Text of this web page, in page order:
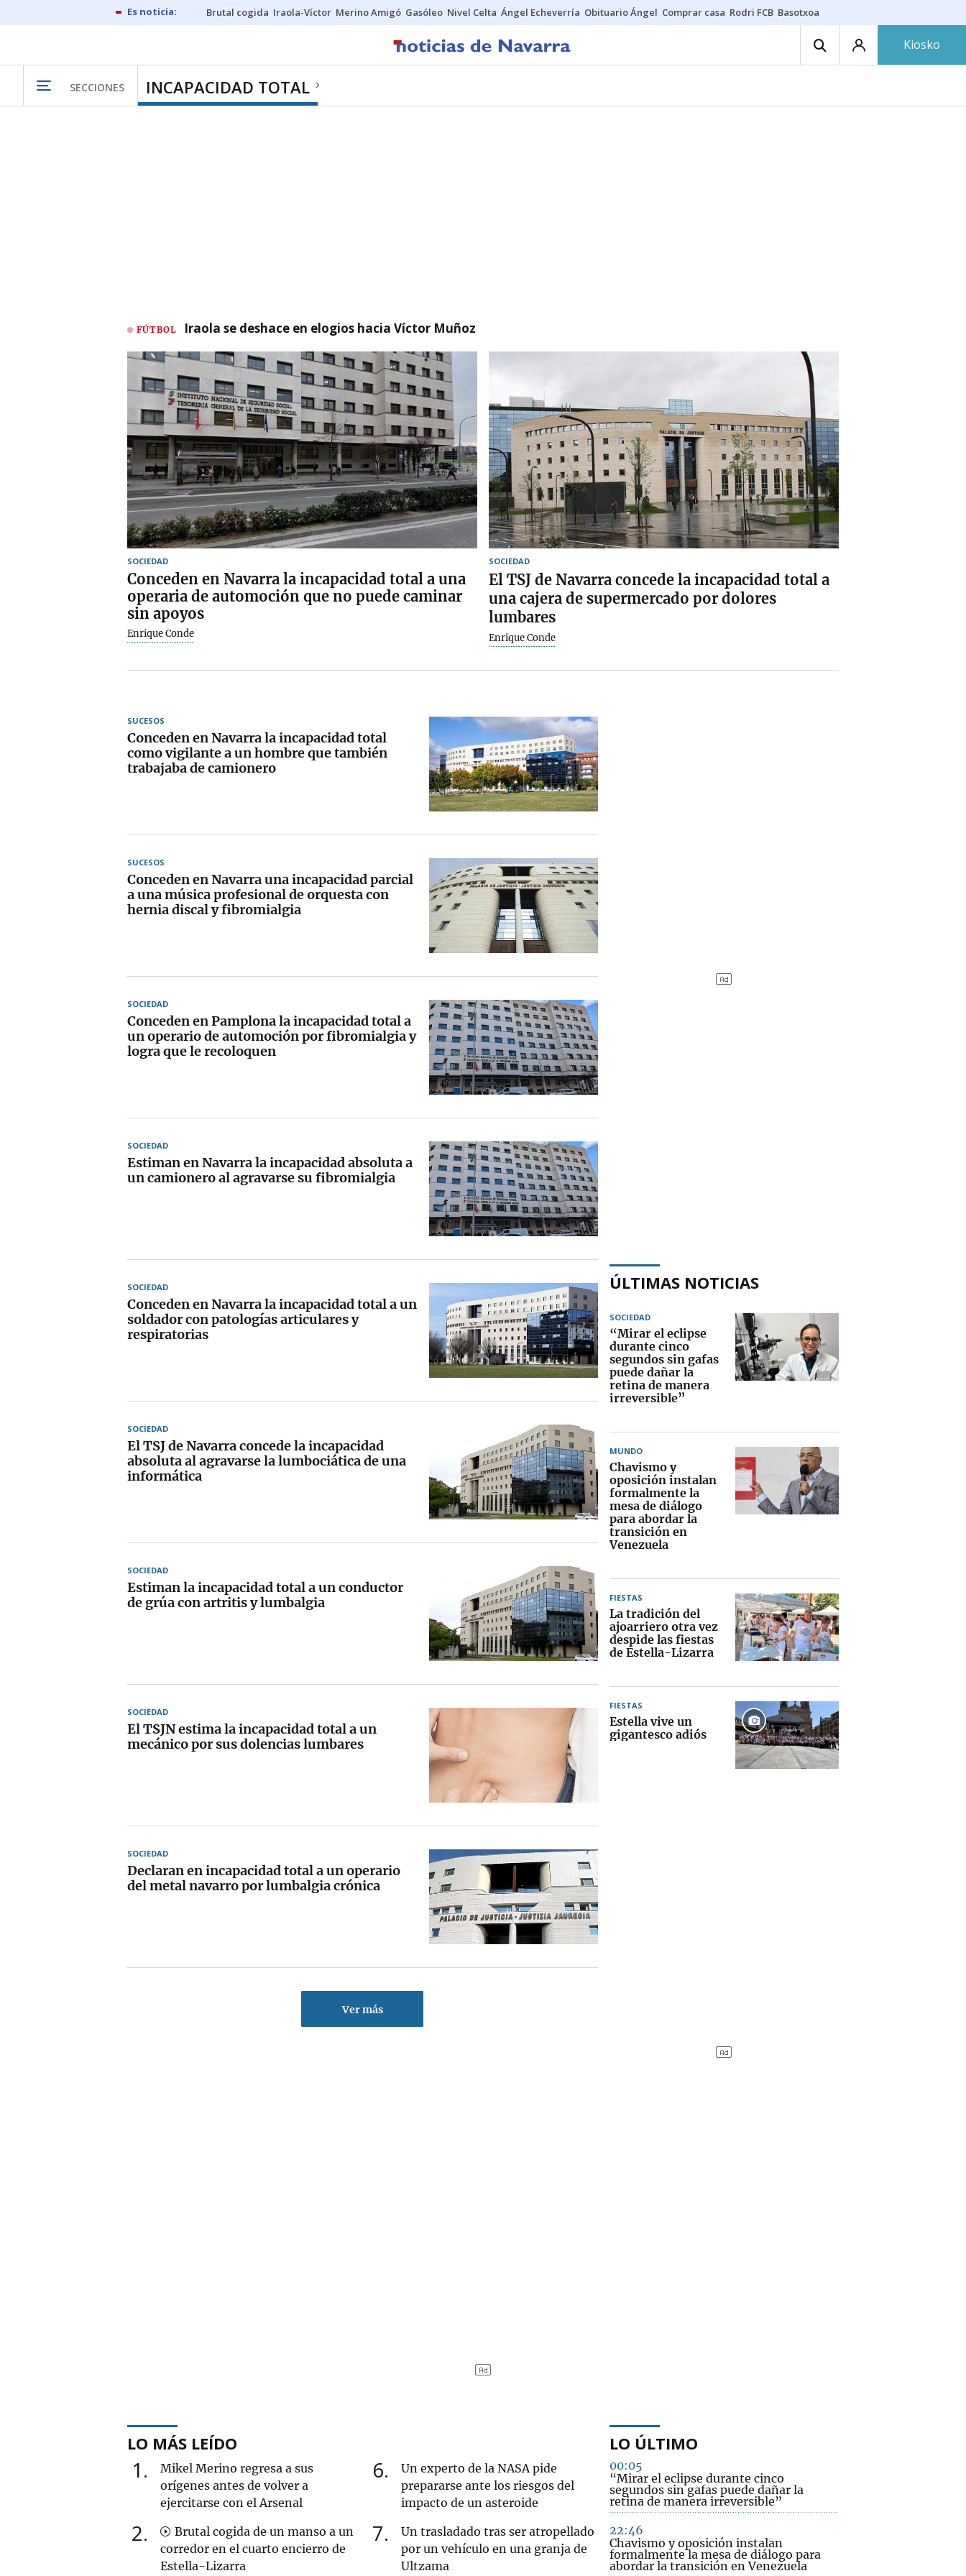
Brutal cogida Iraola-Víctor Merino Amigó Gasóleo Nivel Celta Ángel Echeverría Obituario Ángel Comprar casa Rodri FCB Basotxoa
Kiosko
SECCIONES INCAPACIDAD TOTAL
FÚTBOL Iraola se deshace en elogios hacia Víctor Muñoz
SOCIEDAD
Conceden en Navarra la incapacidad total a una
operaria de automoción que no puede caminar
sin apoyos
Enrique Conde
SOCIEDAD
El TSJ de Navarra concede la incapacidad total a
una cajera de supermercado por dolores
lumbares
Enrique Conde
SUCESOS
Conceden en Navarra la incapacidad total
como vigilante a un hombre que también
trabajaba de camionero
SUCESOS
Conceden en Navarra una incapacidad parcial
a una música profesional de orquesta con
hernia discal y fibromialgia
SOCIEDAD
Conceden en Pamplona la incapacidad total a
un operario de automoción por fibromialgia y
logra que le recoloquen
SOCIEDAD
Estiman en Navarra la incapacidad absoluta a
un camionero al agravarse su fibromialgia
SOCIEDAD
Conceden en Navarra la incapacidad total a un
soldador con patologías articulares y
respiratorias
SOCIEDAD
El TSJ de Navarra concede la incapacidad
absoluta al agravarse la lumbociática de una
informática
SOCIEDAD
Estiman la incapacidad total a un conductor
de grúa con artritis y lumbalgia
SOCIEDAD
El TSJN estima la incapacidad total a un
mecánico por sus dolencias lumbares
SOCIEDAD
Declaran en incapacidad total a un operario
del metal navarro por lumbalgia crónica
Ver más
ÚLTIMAS NOTICIAS
SOCIEDAD
“Mirar el eclipse
durante cinco
segundos sin gafas
puede dañar la
retina de manera
irreversible”
MUNDO
Chavismo y
oposición instalan
formalmente la
mesa de diálogo
para abordar la
transición en
Venezuela
FIESTAS
La tradición del
ajoarriero otra vez
despide las fiestas
de Estella-Lizarra
FIESTAS
Estella vive un
gigantesco adiós
LO MÁS LEÍDO
1
Mikel Merino regresa a sus
orígenes antes de volver a
ejercitarse con el Arsenal
2
Brutal cogida de un manso a un
corredor en el cuarto encierro de
Estella-Lizarra
6
Un experto de la NASA pide
prepararse ante los riesgos del
impacto de un asteroide
7
Un trasladado tras ser atropellado
por un vehículo en una granja de
Ultzama
LO ÚLTIMO
00:05
“Mirar el eclipse durante cinco
segundos sin gafas puede dañar la
retina de manera irreversible”
22:46
Chavismo y oposición instalan
formalmente la mesa de diálogo para
abordar la transición en Venezuela